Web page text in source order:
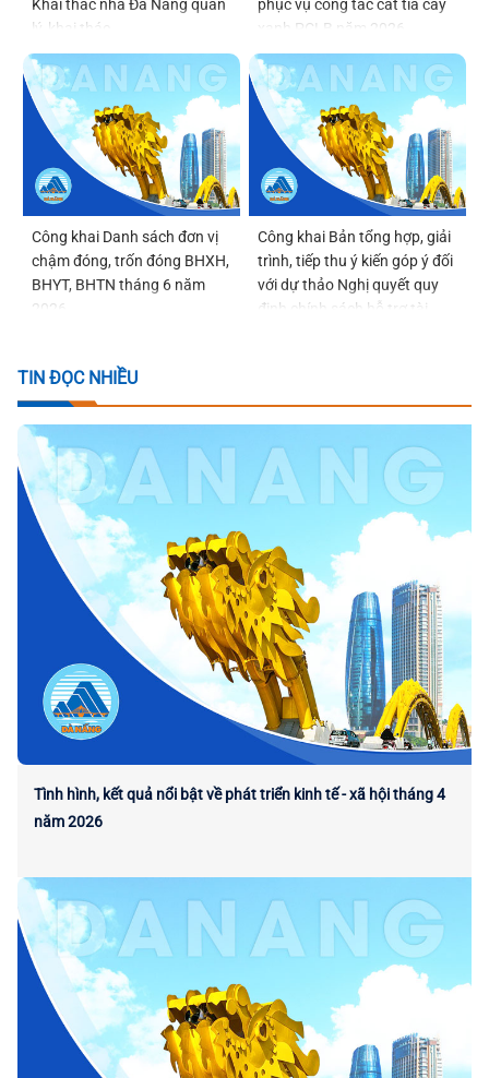
Khai thác nhà Đà Nẵng quản
lý, khai thác
phục vụ công tác cắt tỉa cây
xanh PCLB năm 2026
Công khai Danh sách đơn vị
chậm đóng, trốn đóng BHXH,
BHYT, BHTN tháng 6 năm
2026
Công khai Bản tổng hợp, giải
trình, tiếp thu ý kiến góp ý đối
với dự thảo Nghị quyết quy
định chính sách hỗ trợ tài
TIN ĐỌC NHIỀU
Tình hình, kết quả nổi bật về phát triển kinh tế - xã hội tháng 4
năm 2026